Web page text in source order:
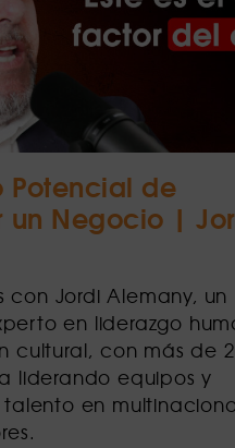
Potencial de
un Negocio |
con Jordi Alemany, un
en liderazgo
cultural, con más de
liderando equipos y
en